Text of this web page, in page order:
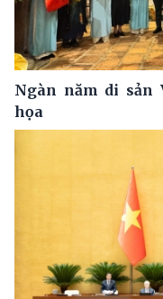
Ngàn năm di sản
họa